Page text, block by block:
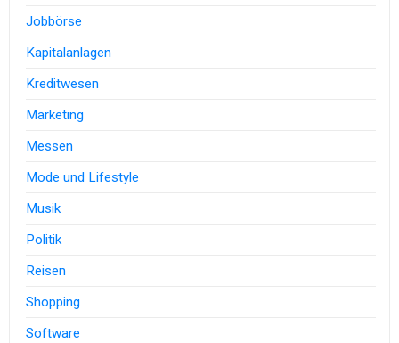
Jobbörse
Kapitalanlagen
Kreditwesen
Marketing
Messen
Mode und Lifestyle
Musik
Politik
Reisen
Shopping
Software